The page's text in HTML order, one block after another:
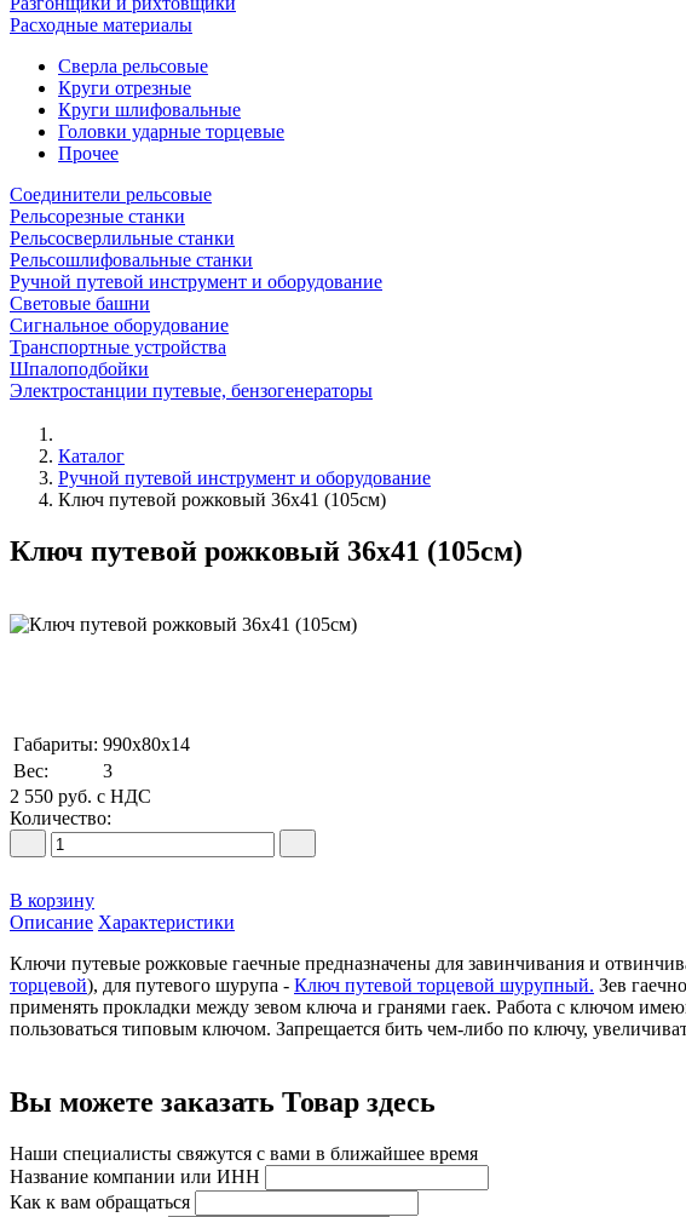
Расходные материалы
Сверла рельсовые
Круги отрезные
Круги шлифовальные
Головки ударные торцевые
Прочее
Соединители рельсовые
Рельсорезные станки
Рельсосверлильные станки
Рельсошлифовальные станки
Ручной путевой инструмент и оборудование
Световые башни
Сигнальное оборудование
Транспортные устройства
Шпалоподбойки
Электростанции путевые, бензогенераторы
Каталог
Ручной путевой инструмент и оборудование
Ключ путевой рожковый 36х41 (105см)
Ключ путевой рожковый 36х41 (105см)
Габариты: 990х80х14
Вес:
3
2 550 руб. с НДС
Количество:
В корзину
Описание Характеристики
Ключи путевые рожковые гаечные предназначены для завинчивания и
торцевой), для путевого шурупа - Ключ путевой торцевой шурупный. Зев
применять прокладки между зевом ключа и гранями гаек. Работа с ключом
пользоваться типовым ключом. Запрещается бить чем-либо по ключу,
Вы можете заказать Товар здесь
Наши специалисты свяжутся с вами в ближайшее время
Название компании или ИНН
Как к вам обращаться